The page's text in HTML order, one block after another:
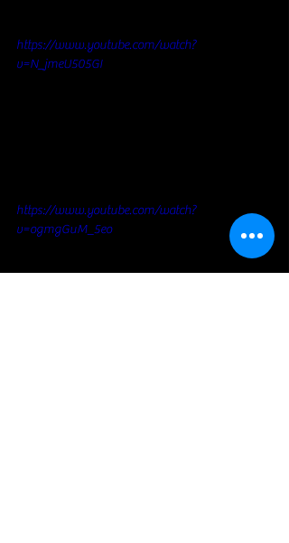
https://www.youtube.com/watch?
v=N_jmeU505GI
https://www.youtube.com/watch?
v=ogmgGuM_5eo